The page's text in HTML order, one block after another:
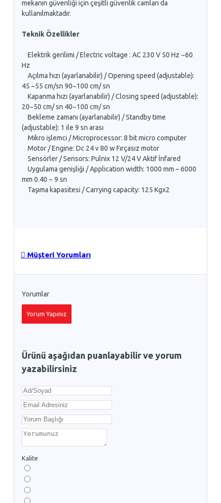
mekanın güvenliği için çeşitli güvenlik camları da
kullanılmaktadır.
Teknik Özellikler
Elektrik gerilimi / Electric voltage : AC 230 V 50 Hz ~60
Hz
Açılma hızı (ayarlanabilir) / Opening speed (adjustable):
45 ~55 cm/sn 90~100 cm/ sn
Kapanma hızı (ayarlanabilir) / Closing speed (adjustable):
20~50 cm/ sn 40~100 cm/ sn
Bekleme zamanı (ayarlanabilir) / Standby time
(adjustable): 1 ile 9 sn arası
Mikro işlemci / Microprocessor: 8 bit micro computer
Motor / Engine: Dc 24 v 80 w Fırçasız motor
Sensörler / Sensors: Pulnix 12 V/24 V Aktif İnfared
Uygulama genişliği / Application width: 1000 mm – 6000
mm 0.40 ~ 9 sn
Taşıma kapasitesi / Carrying capacity: 125 Kgx2
Müşteri Yorumları
Yorumlar
Yorum Yapınız
Ürünü aşağıdan puanlayabilir ve yorum
yazabilirsiniz
Kalite